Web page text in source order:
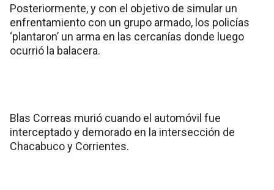
Posteriormente, y con el objetivo de simular un
enfrentamiento con un grupo armado, los policías
‘plantaron’ un arma en las cercanías donde luego
ocurrió la balacera.
Blas Correas murió cuando el automóvil fue
interceptado y demorado en la intersección de
Chacabuco y Corrientes.